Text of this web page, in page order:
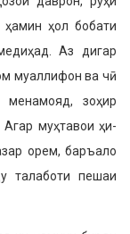
ҳол бо­бати
Аз дигар
муаллифон ва чӣ
менамояд, зоҳир
муҳтавои ҳи­
орем, баръало
талаботи пешаи